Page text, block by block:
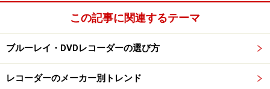
この記事に関連するテーマ
ブルーレイ・DVDレコーダーの選び方
レコーダーのメーカー別トレンド